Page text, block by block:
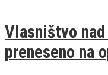
Vlasništvo
preneseno na